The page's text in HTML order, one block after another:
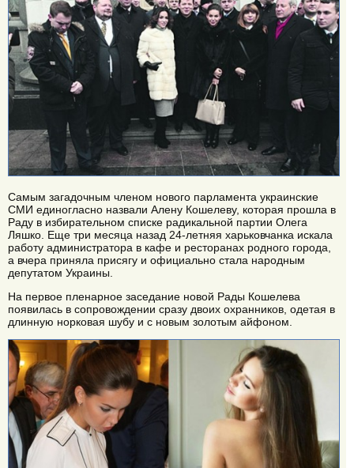
Самым загадочным членом нового парламента украинские
СМИ единогласно назвали Алену Кошелеву, которая прошла в
Раду в избирательном списке радикальной партии Олега
Ляшко. Еще три месяца назад 24-летняя харьковчанка искала
работу администратора в кафе и ресторанах родного города,
а вчера приняла присягу и официально стала народным
депутатом Украины.
На первое пленарное заседание новой Рады Кошелева
появилась в сопровождении сразу двоих охранников, одетая в
длинную норковая шубу и с новым золотым айфоном.